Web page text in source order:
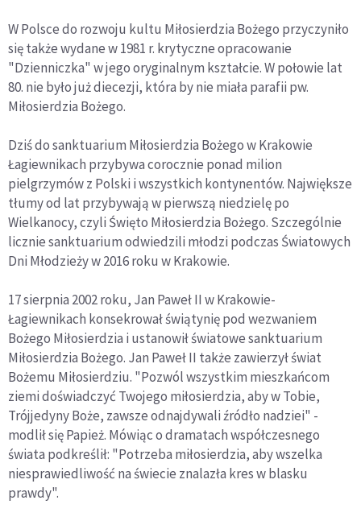
W Polsce do rozwoju kultu Miłosierdzia Bożego przyczyniło
się także wydane w 1981 r. krytyczne opracowanie
"Dzienniczka" w jego oryginalnym kształcie. W połowie lat
80. nie było już diecezji, która by nie miała parafii pw.
Miłosierdzia Bożego.
Dziś do sanktuarium Miłosierdzia Bożego w Krakowie
Łagiewnikach przybywa corocznie ponad milion
pielgrzymów z Polski i wszystkich kontynentów. Największe
tłumy od lat przybywają w pierwszą niedzielę po
Wielkanocy, czyli Święto Miłosierdzia Bożego. Szczególnie
licznie sanktuarium odwiedzili młodzi podczas Światowych
Dni Młodzieży w 2016 roku w Krakowie.
17 sierpnia 2002 roku, Jan Paweł II w Krakowie-
Łagiewnikach konsekrował świątynię pod wezwaniem
Bożego Miłosierdzia i ustanowił światowe sanktuarium
Miłosierdzia Bożego. Jan Paweł II także zawierzył świat
Bożemu Miłosierdziu. "Pozwól wszystkim mieszkańcom
ziemi doświadczyć Twojego miłosierdzia, aby w Tobie,
Trójjedyny Boże, zawsze odnajdywali źródło nadziei" -
modlił się Papież. Mówiąc o dramatach współczesnego
świata podkreślił: "Potrzeba miłosierdzia, aby wszelka
niesprawiedliwość na świecie znalazła kres w blasku
prawdy".